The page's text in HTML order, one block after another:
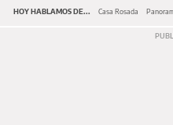
HOY HABLAMOS DE... Casa Rosada